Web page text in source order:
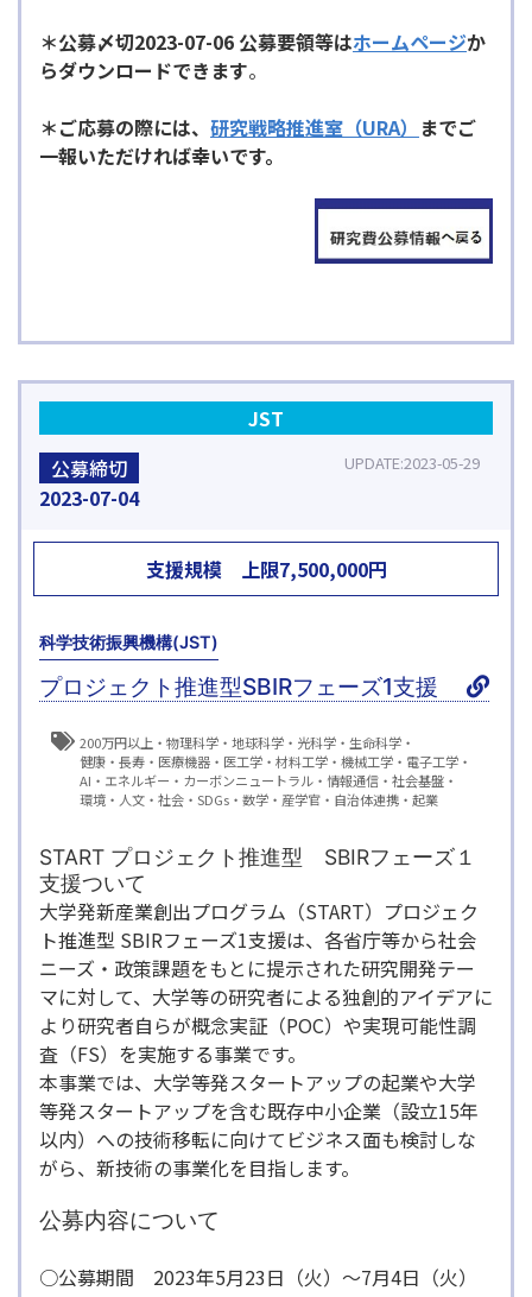
＊公募〆切2023-07-06 公募要領等はホームページか
らダウンロードできます。
＊ご応募の際には、 研究戦略推進室（URA） までご
一報いただければ幸いです。
JST
公募締切
2023 07-04
UPDATE2023-05-29
支援規模 上限7,500,000円
科学技術振興機構(JST)
プロジェクト推進型SBIRフェーズ1支援
200万円以上 物理科学 地球科学 光科学
生命科学
健康・長寿
医療機器・医工学 材料工学 機械工学
電子工学
AI
エネルギー カーボンニュートラル 情報通信
社会基盤
環境
人文・社会 SDGs 数学 産学官・自治体連携 起業
START プロジェクト推進型 SBIRフェーズ１
支援ついて
大学発新産業創出プログラム（START）プロジェク
ト推進型 SBIRフェーズ1支援は、各省庁等から社会
ニーズ・政策課題をもとに提示された研究開発テー
マに対して、大学等の研究者による独創的アイデアに
より研究者自らが概念実証（POC）や実現可能性調
査（FS）を実施する事業です。
本事業では、大学等発スタートアップの起業や大学
等発スタートアップを含む既存中小企業（設立15年
以内）への技術移転に向けてビジネス面も検討しな
がら、新技術の事業化を目指します。
公募内容について
○公募期間 2023年5月23日（火）～7月4日（火）